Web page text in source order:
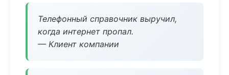
Телефонный справочник выручил,
когда интернет пропал.
— Клиент компании